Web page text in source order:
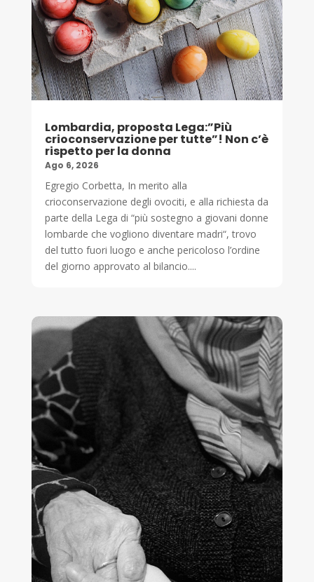
Lombardia, proposta Lega:”Più
crioconservazione per tutte”! Non c’è
rispetto per la donna
Ago 6, 2026
Egregio Corbetta, In merito alla
crioconservazione degli ovociti, e alla richiesta da
parte della Lega di “più sostegno a giovani donne
lombarde che vogliono diventare madri“, trovo
del tutto fuori luogo e anche pericoloso l’ordine
del giorno approvato al bilancio....